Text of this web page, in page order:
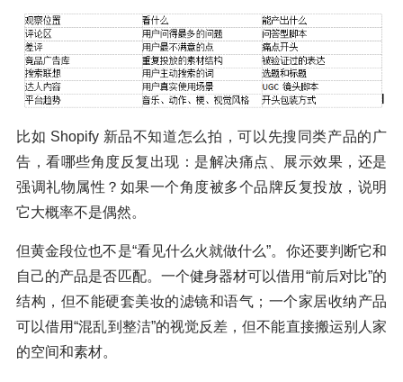
比如 Shopify 新品不知道怎么拍，可以先搜同类产品的广
告，看哪些角度反复出现：是解决痛点、展示效果，还是
强调礼物属性？如果一个角度被多个品牌反复投放，说明
它大概率不是偶然。
但黄金段位也不是“看见什么火就做什么”。你还要判断它和
自己的产品是否匹配。一个健身器材可以借用“前后对比”的
结构，但不能硬套美妆的滤镜和语气；一个家居收纳产品
可以借用“混乱到整洁”的视觉反差，但不能直接搬运别人家
的空间和素材。